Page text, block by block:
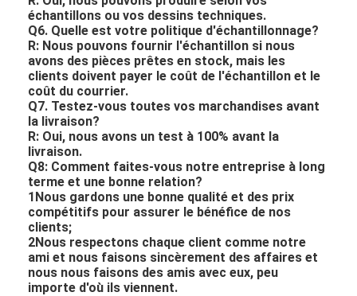
échantillons ou vos dessins techniques.
Q6. Quelle est votre politique d'échantillonnage?
R: Nous pouvons fournir l'échantillon si nous
avons des pièces prêtes en stock, mais les
clients doivent payer le coût de l'échantillon et le
coût du courrier.
Q7. Testez-vous toutes vos marchandises avant
la livraison?
R: Oui, nous avons un test à 100% avant la
livraison.
Q8: Comment faites-vous notre entreprise à long
terme et une bonne relation?
1Nous gardons une bonne qualité et des prix
compétitifs pour assurer le bénéfice de nos
clients;
2Nous respectons chaque client comme notre
ami et nous faisons sincèrement des affaires et
nous nous faisons des amis avec eux, peu
importe d'où ils viennent.